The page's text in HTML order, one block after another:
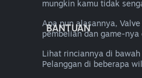
BANTUAN
mungkin kamu tidak
Apa pun alasannya,
pembelian dan game-
Lihat rinciannya di
Pelanggan di beberapa